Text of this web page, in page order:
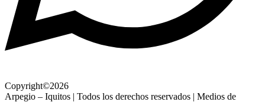
Copyright©2026
Arpegio – Iquitos | Todos los derechos reservados | Medios de